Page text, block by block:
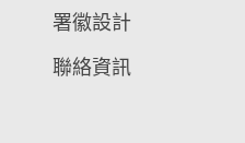
署徽設計
聯絡資訊